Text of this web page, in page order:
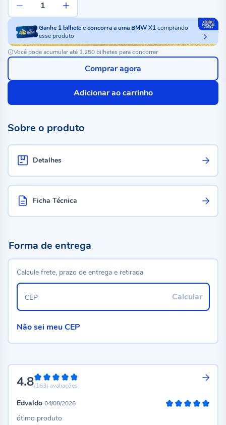
Ganhe 1bilheteeconcorra a uma BMW X1comprando
esse produto
Você pode acumular até 1.250 bilhetes para concorrer
Adicionar ao carrinho
Comprar agora
Sobre o produto
Detalhes
Ficha Técnica
4.896%
(163) avaliações
Edvaldo 04/08/2026
ótimo produto
Forma de entrega
Calcule frete, prazo de entrega e retirada
Calcular
CEP
Não sei meu CEP